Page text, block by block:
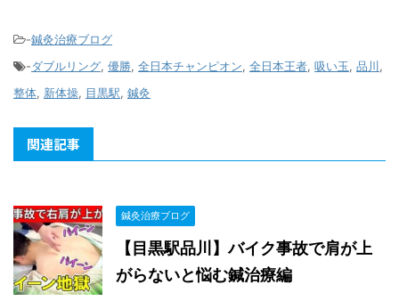
-鍼灸治療ブログ
-ダブルリング, 優勝, 全日本チャンピオン, 全日本王者, 吸い玉, 品川,
整体, 新体操, 目黒駅, 鍼灸
関連記事
鍼灸治療ブログ
【目黒駅品川】バイク事故で肩が上
がらないと悩む鍼治療編